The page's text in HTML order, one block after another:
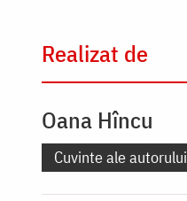
Realizat de
Oana Hîncu
Cuvinte ale autorului